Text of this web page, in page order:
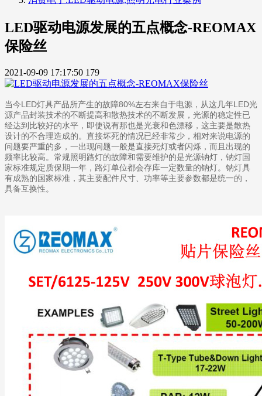
LED驱动电源发展的五点概念-REOMAX
保险丝
2021-09-09 17:17:50 179
当今LED灯具产品所产生的故障80%左右来自于电源，从这几年LED光
源产品封装技术的不断提高和散热技术的不断发展，光源的稳定性已
经达到比较好的水平，即使说有那也是光衰和色漂移，这主要是散热
设计的不合理造成的。直接坏死的情况已经非常少，相对来说电源的
问题要严重的多，一出现问题一般是直接死灯或者闪烁，而且出现的
频率比较高。常规照明路灯的故障和需要维护的是光源钠灯，钠灯国
家标准规定质保期一年，路灯单位都会存库一定数量的钠灯。钠灯具
有成熟的国家标准，其主要配件尺寸、功率等主要参数都是统一的，
具备互换性。